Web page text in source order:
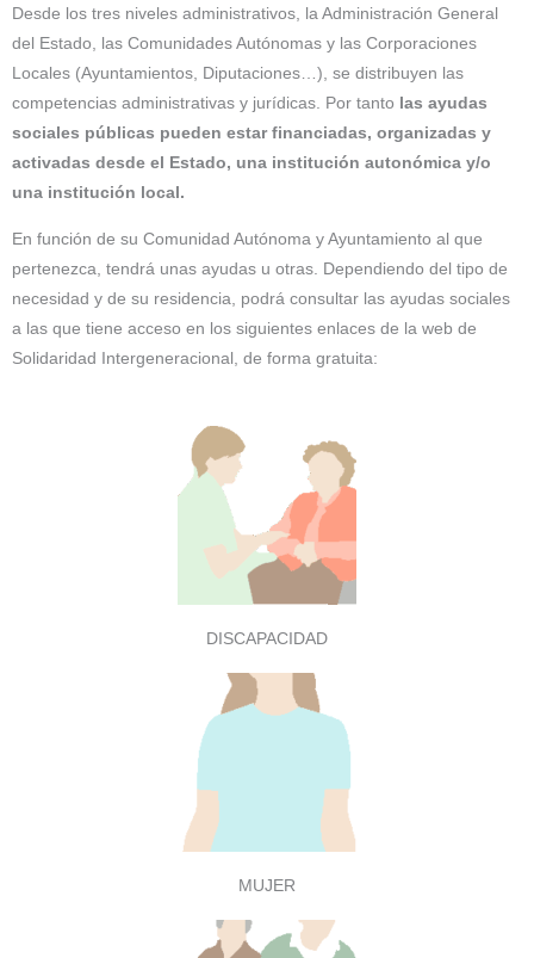
Desde los tres niveles administrativos, la Administración General
del Estado, las Comunidades Autónomas y las Corporaciones
Locales (Ayuntamientos, Diputaciones…), se distribuyen las
competencias administrativas y jurídicas. Por tanto las ayudas
sociales públicas pueden estar financiadas, organizadas y
activadas desde el Estado, una institución autonómica y/o
una institución local.
En función de su Comunidad Autónoma y Ayuntamiento al que
pertenezca, tendrá unas ayudas u otras. Dependiendo del tipo de
necesidad y de su residencia, podrá consultar las ayudas sociales
a las que tiene acceso en los siguientes enlaces de la web de
Solidaridad Intergeneracional, de forma gratuita:
DISCAPACIDAD
MUJER